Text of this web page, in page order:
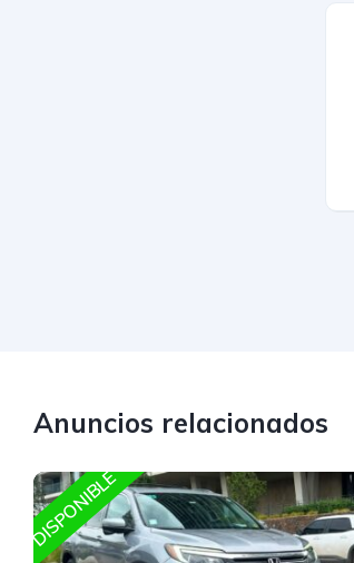
Anuncios relacionados
DISPONIBLE